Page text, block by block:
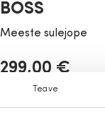
Teave
BOSS
Meeste sulejope
299,00 €